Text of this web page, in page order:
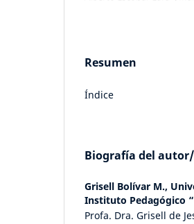
Resumen
Índice
Biografía del
Grisell Bolívar M.,
Instituto Pedagógico
Profa. Dra. Grisell de